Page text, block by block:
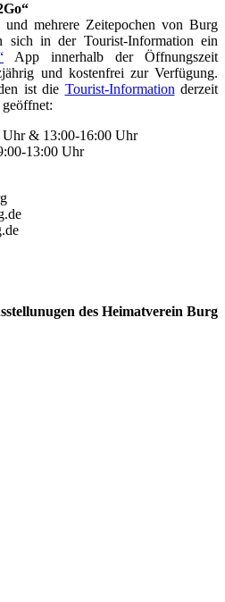
mehrere Zeitepochen von Burg
sich in der Tourist-Information ein
App innerhalb der Öffnungszeit
und kostenfrei zur Verfügung.
ist die Tourist-Information derzeit
Uhr & 13:00-16:00 Uhr
13:00 Uhr
des Heimatverein Burg